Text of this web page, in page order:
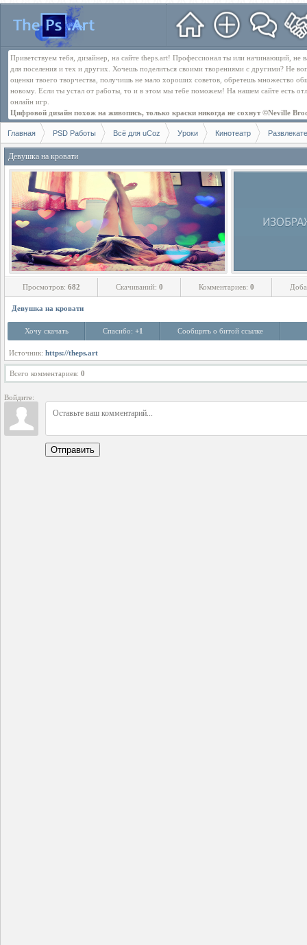
Приветствуем тебя, дизайнер, на сайте theps.art! Профессионал ты или начинающий,
для поселения и тех и других. Хочешь поделиться своими творениями с другими? Не
оценки твоего творчества, получишь не мало хороших советов, обретешь множество
новому. Если ты устал от работы, то и в этом мы тебе поможем! На нашем сайте есть
онлайн игр.
Цифровой дизайн похож на живопись, только краски никогда не сохнут ©Neville
Главная PSD Работы Всё для uCoz Уроки Кинотеатр
Девушка на кровати
Просмотров: 682 Скачиваний: 0 Комментариев: 0
Девушка на кровати
Хочу скачать Спасибо: +1 Сообщить о битой ссылке
Источник: https://theps.art
Всего комментариев: 0
Войдите:
Отправить